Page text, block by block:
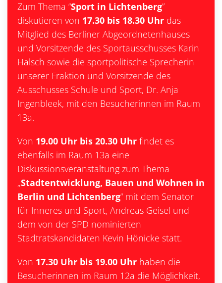
Zum Thema “Sport in Lichtenberg”
diskutieren von 17.30 bis 18.30 Uhr das
Mitglied des Berliner Abgeordnetenhauses
und Vorsitzende des Sportausschusses Karin
Halsch sowie die sportpolitische Sprecherin
unserer Fraktion und Vorsitzende des
Ausschusses Schule und Sport, Dr. Anja
Ingenbleek, mit den Besucherinnen im Raum
13a.
Von 19.00 Uhr bis 20.30 Uhr findet es
ebenfalls im Raum 13a eine
Diskussionsveranstaltung zum Thema
„Stadtentwicklung, Bauen und Wohnen in
Berlin und Lichtenberg“ mit dem Senator
für Inneres und Sport, Andreas Geisel und
dem von der SPD nominierten
Stadtratskandidaten Kevin Hönicke statt.
Von 17.30 Uhr bis 19.00 Uhr haben die
Besucherinnen im Raum 12a die Möglichkeit,